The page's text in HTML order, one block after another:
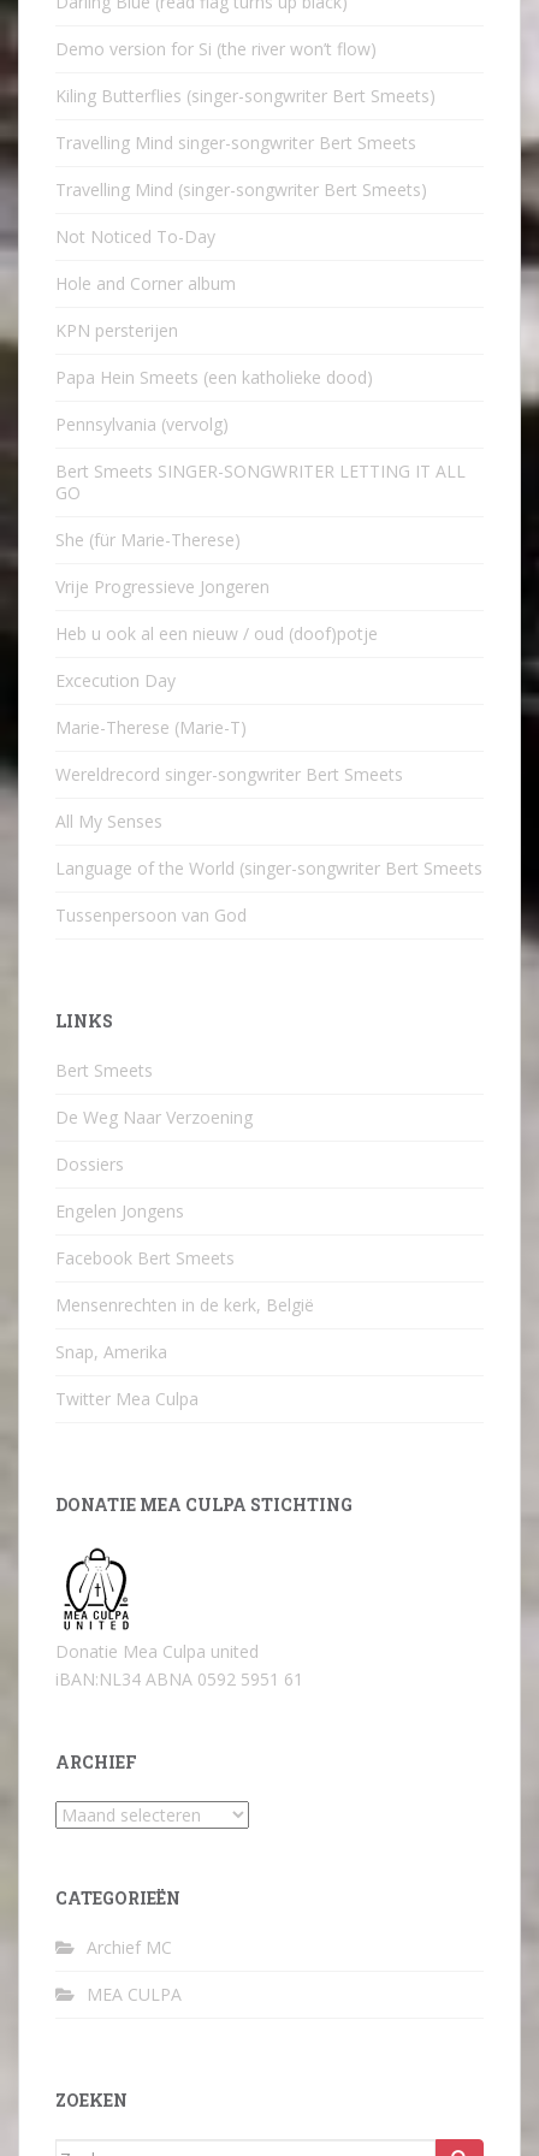
Demo version for Si (the river won’t flow)
Kiling Butterflies (singer-songwriter Bert Smeets)
Travelling Mind singer-songwriter Bert Smeets
Travelling Mind (singer-songwriter Bert Smeets)
Not Noticed To-Day
Hole and Corner album
KPN persterijen
Papa Hein Smeets (een katholieke dood)
Pennsylvania (vervolg)
Bert Smeets SINGER-SONGWRITER LETTING IT ALL
GO
She (für Marie-Therese)
Vrije Progressieve Jongeren
Heb u ook al een nieuw / oud (doof)potje
Excecution Day
Marie-Therese (Marie-T)
Wereldrecord singer-songwriter Bert Smeets
All My Senses
Language of the World (singer-songwriter Bert Smeets
Tussenpersoon van God
LINKS
Bert Smeets
De Weg Naar Verzoening
Dossiers
Engelen Jongens
Facebook Bert Smeets
Mensenrechten in de kerk, België
Snap, Amerika
Twitter Mea Culpa
DONATIE MEA CULPA STICHTING
Donatie Mea Culpa united
iBAN:NL34 ABNA 0592 5951 61
ARCHIEF
Archief
CATEGORIEËN
Archief MC
MEA CULPA
ZOEKEN
Zoek